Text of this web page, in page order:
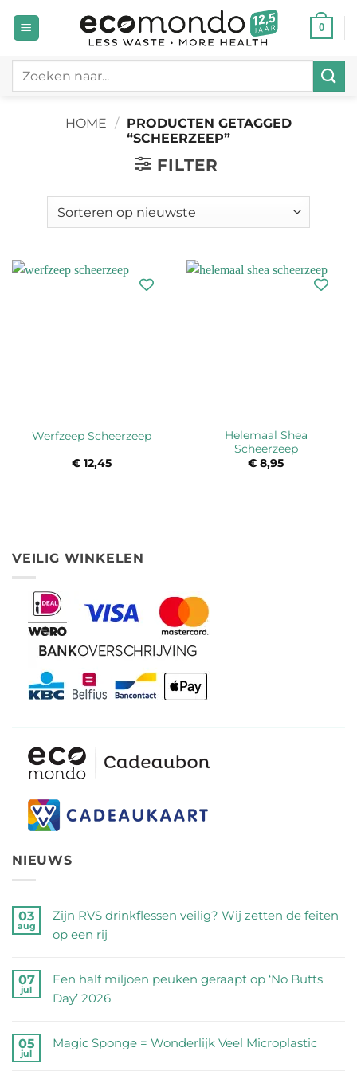
naar
0
Zoeken
HOME / PRODUCTEN GETAGGED
“SCHEERZEEP”
FILTER
Werfzeep Scheerzeep
€12,45
Helemaal Shea
Scheerzeep
€ 8,95
VEILIG WINKELEN
NIEUWS
03
aug
Zijn RVS drinkflessen veilig? Wij zetten de feiten
op een rij
reacties
op
RVS
drinkflessen
07
jul
Een half miljoen peuken geraapt op ‘No Butts
Day’ 2026
reacties
05
jul
Magic Sponge = Wonderlijk Veel Microplastic